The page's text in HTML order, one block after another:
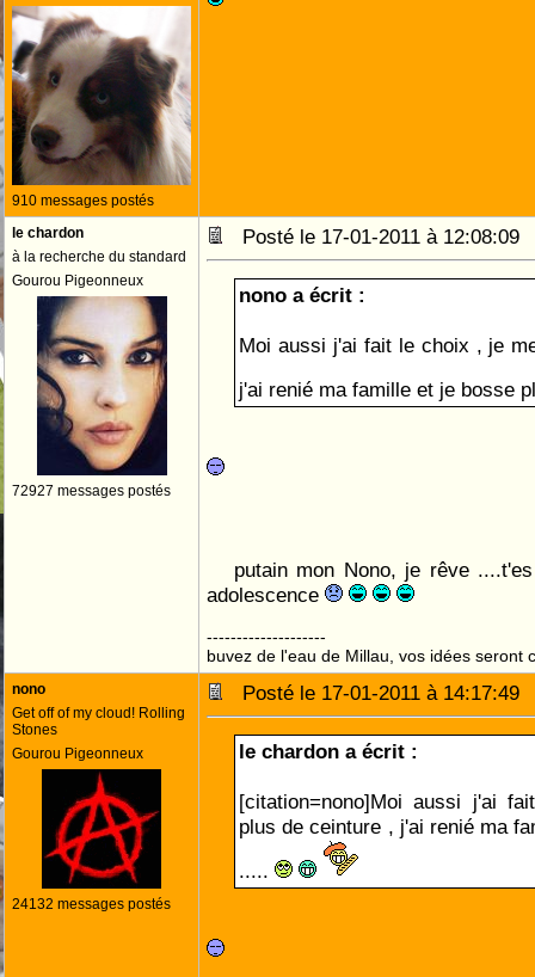
910 messages postés
le chardon
à la recherche du standard
Gourou Pigeonneux
72927 messages postés
Posté le 17-01-2011 à
nono a écrit :
Moi aussi j'ai fait le choix , je
j'ai renié ma famille et je bosse
putain mon Nono, je rêve
adolescence
--------------------
buvez de l'eau de Millau, vos idées seront
nono
Get off of my cloud! Rolling
Stones
Gourou Pigeonneux
24132 messages postés
Posté le 17-01-2011 à
le chardon a écrit :
[citation=nono]Moi aussi j'ai
plus de ceinture , j'ai renié ma
.....